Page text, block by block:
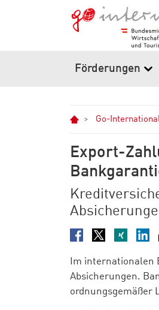
Zum Hauptinhalt springen
Zur Navigation springen
Zum Footer springen
Förderungen
Home Go-
Export-
Facebook
TwitterXING
Im internationalen
Absicherungen.
ordnungsgemäßer